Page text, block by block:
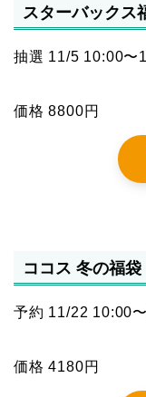
スターバックス
抽選 11/5 10:00〜
価格 8800円
ココス 冬の福袋
予約 11/22 10:00
価格 4180円